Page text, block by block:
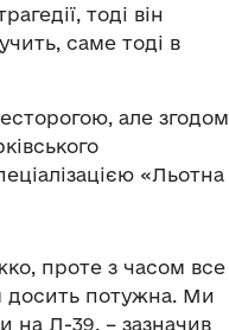
тоді він
саме тоді в
але згодом
«Льотна
проте з часом все
досить потужна. Ми
на Л-39, – зазначив